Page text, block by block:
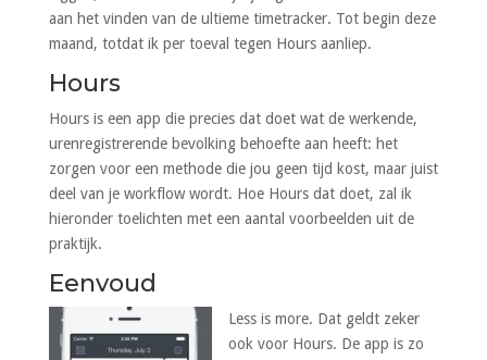
aan het vinden van de ultieme timetracker. Tot begin deze
maand, totdat ik per toeval tegen Hours aanliep.
Hours
Hours is een app die precies dat doet wat de werkende,
urenregistrerende bevolking behoefte aan heeft: het
zorgen voor een methode die jou geen tijd kost, maar juist
deel van je workflow wordt. Hoe Hours dat doet, zal ik
hieronder toelichten met een aantal voorbeelden uit de
praktijk.
Eenvoud
Less is more. Dat geldt zeker
ook voor Hours. De app is zo